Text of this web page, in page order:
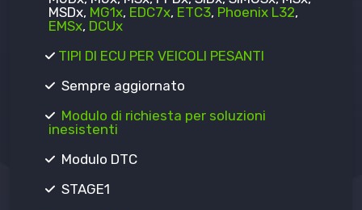
MSDx, MG1x, EDC7x, ETC3, Phoenix L32,
EMSx, DCUx
TIPI DI ECU PER VEICOLI PESANTI
Sempre aggiornato
Modulo di richiesta per soluzioni
inesistenti
Modulo DTC
STAGE1